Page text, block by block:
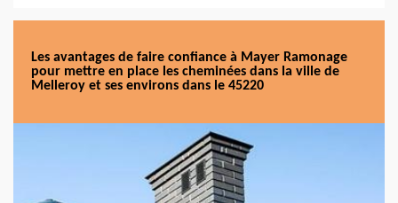
Les avantages de faire confiance à Mayer Ramonage
pour mettre en place les cheminées dans la ville de
Melleroy et ses environs dans le 45220